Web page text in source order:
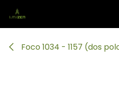
Foco 1034 - 1157 (dos